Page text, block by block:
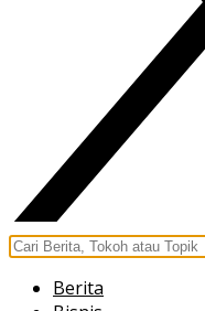
Berita